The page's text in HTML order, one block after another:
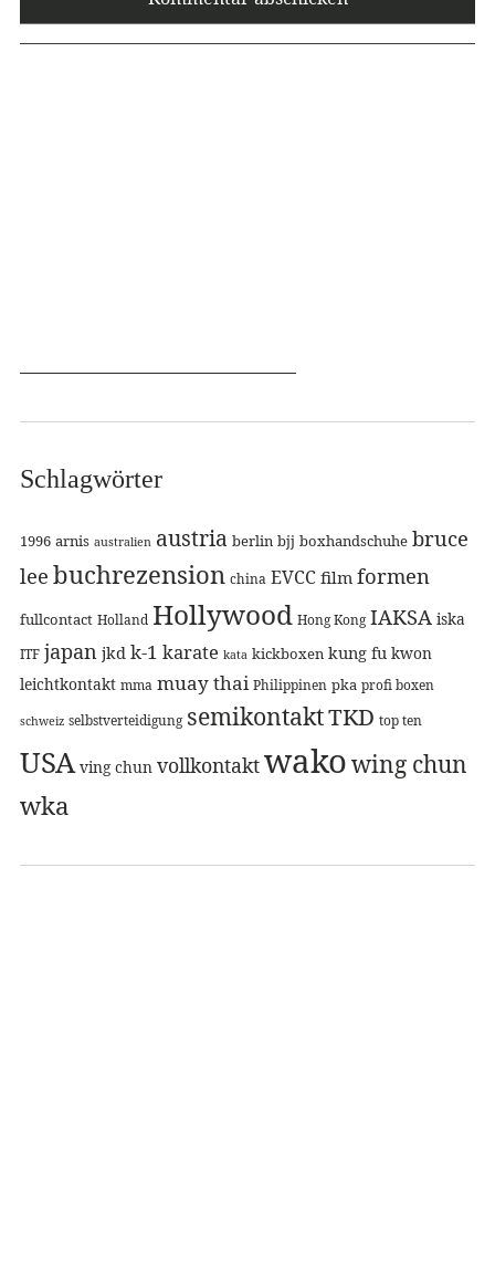
Schlagwörter
1996 arnis australien austria berlin bjj boxhandschuhe bruce
lee buchrezension china EVCC film formen
fullcontact Holland Hollywood Hong Kong IAKSA iska
ITF japan jkd k-1 karate kata kickboxen kung fu kwon
leichtkontakt mma muay thai Philippinen pka profi boxen
schweiz selbstverteidigung semikontaktTKD top ten
USA ving chun vollkontaktwakowing chun
wka